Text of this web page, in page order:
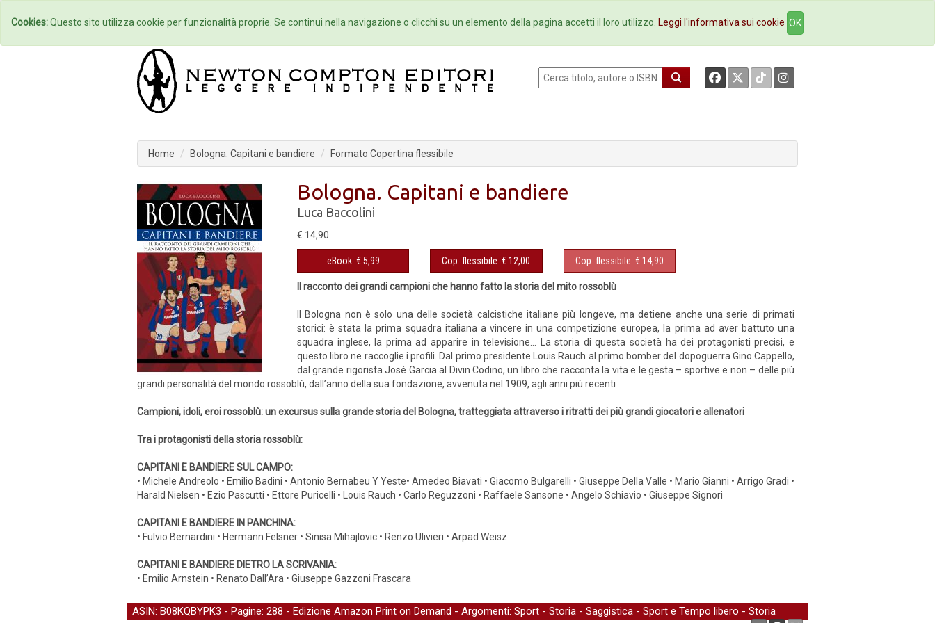
Home Autori Eventi Collane Newsletter Ebookstore Contatti
Home Bologna. Capitani e bandiere Formato Copertina flessibile
Bologna. Capitani e bandiere
Luca Baccolini
€ 14,90
eBook € 5,99 Cop. flessibile € 12,00 Cop. flessibile € 14,90
Il racconto dei grandi campioni che hanno fatto la storia del mito rossoblù
Il Bologna non è solo una delle società calcistiche italiane più longeve, ma detiene anche una serie di primati
storici: è stata la prima squadra italiana a vincere in una competizione europea, la prima ad aver battuto una
squadra inglese, la prima ad apparire in televisione… La storia di questa società ha dei protagonisti precisi, e
questo libro ne raccoglie i profili. Dal primo presidente Louis Rauch al primo bomber del dopoguerra Gino Cappello,
dal grande rigorista José Garcia al Divin Codino, un libro che racconta la vita e le gesta – sportive e non – delle più
grandi personalità del mondo rossoblù, dall’anno della sua fondazione, avvenuta nel 1909, agli anni più recenti
Campioni, idoli, eroi rossoblù: un excursus sulla grande storia del Bologna, tratteggiata attraverso i ritratti dei più grandi giocatori e allenatori
Tra i protagonisti della storia rossoblù:
CAPITANI E BANDIERE SUL CAMPO:
• Michele Andreolo • Emilio Badini • Antonio Bernabeu Y Yeste• Amedeo Biavati • Giacomo Bulgarelli • Giuseppe Della Valle • Mario Gianni • Arrigo Gradi •
Harald Nielsen • Ezio Pascutti • Ettore Puricelli • Louis Rauch • Carlo Reguzzoni • Raffaele Sansone • Angelo Schiavio • Giuseppe Signori
CAPITANI E BANDIERE IN PANCHINA:
• Fulvio Bernardini • Hermann Felsner • Sinisa Mihajlovic • Renzo Ulivieri • Arpad Weisz
CAPITANI E BANDIERE DIETRO LA SCRIVANIA:
• Emilio Arnstein • Renato Dall’Ara • Giuseppe Gazzoni Frascara
ASIN: B08KQBYPK3 - Pagine: 288 - Edizione Amazon Print on Demand - Argomenti: Sport - Storia - Saggistica - Sport e Tempo libero - Storia
Cookies:Questo sito utilizza cookie per funzionalità proprie. Se continui nella navigazione o clicchi su un elemento della pagina accetti il loro utilizzo. Leggi l'informativa sui cookie OK